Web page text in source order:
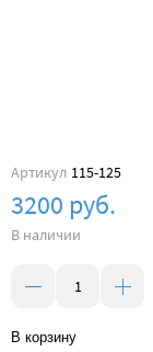
Артикул 115-125
3200 руб.
В наличии
В корзину